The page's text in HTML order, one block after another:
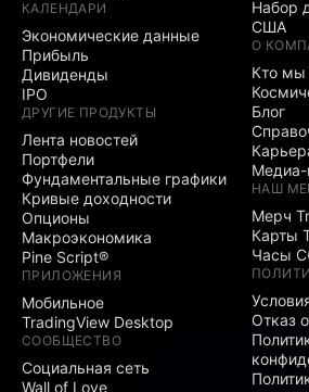
КАЛЕНДАРИ
Экономические данные
Прибыль
Дивиденды
IPO
ДРУГИЕ ПРОДУКТЫ
Лента новостей
Портфели
Фундаментальные графики
Кривые доходности
Опционы
Макроэкономика
Pine Script®
ПРИЛОЖЕНИЯ
Мобильное
TradingView Desktop
СООБЩЕСТВО
Социальная сеть
Wall of Love
Набор
США
О
Кто мы
Блог
Медиа-
НАШ
Мерч
Карты
Часы
Отказ